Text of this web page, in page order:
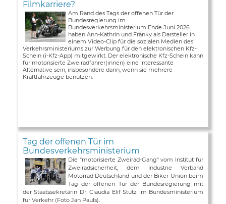
Filmkarriere?
Am Rand des Tags der offenen Tür der
Bundesregierung im
Bundesverkehrsministerium Ende Juni 2026
haben Ann-Kathrin und Fränky als Darsteller in
einem Video-Clip für die sozialen Medien des
Verkehrsministeriums zur Werbung für den elektronischen Kfz-
Schein (i-Kfz-App) mitgewirkt. Der elektronische Kfz-Schein kann
für motorisierte Zweiradfahrer(innen) eine interessante
Alternative sein, insbesondere dann, wenn sie mehrere
Kraftfahrzeuge benutzen.
Tag der offenen Tür im
Bundesverkehrsministerium
Die "motorisierte Zweirad-Gang" vom Institut für
Zweiradsicherheit, dem Industrie Verband
Motorrad Deutschland und der Biker Union beim
Tag der offenen Tür der Bundesregierung mit
der Staatssekretärin Dr. Claudia Elif Stutz im Bundesministerium
für Verkehr (Foto Jan Pauls).